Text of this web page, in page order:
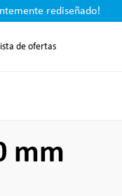
rediseñado!
de ofertas
mm